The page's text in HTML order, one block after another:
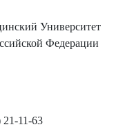
Университет
Федерации
11-63